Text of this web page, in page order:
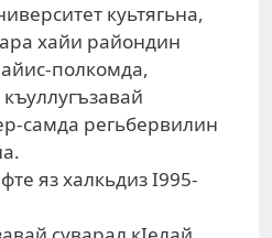
куьтягьна,
хайи райондин
полкомда,
самда регьбервилин
яз халкьдиз I995-